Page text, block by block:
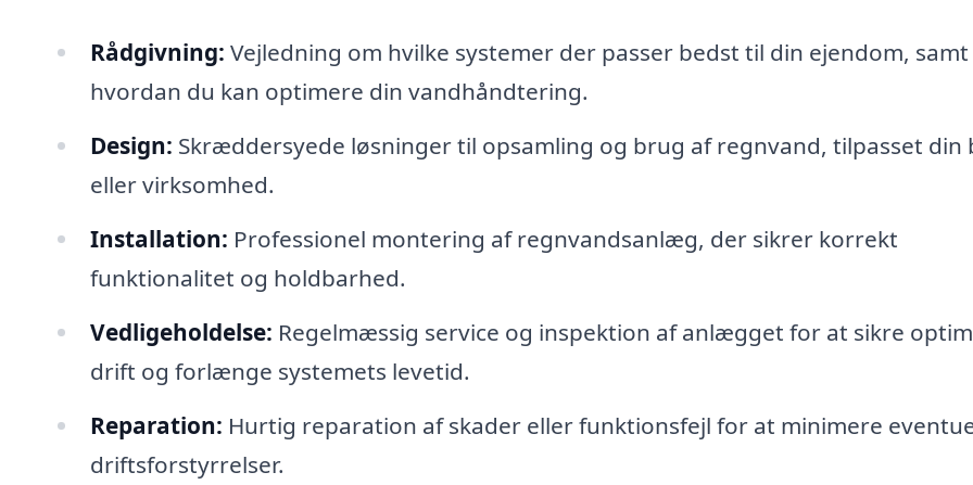
Rådgivning: Vejledning om hvilke systemer der passer bedst til din ejendom, samt
hvordan du kan optimere din vandhåndtering.
Design: Skræddersyede løsninger til opsamling og brug af regnvand, tilpasset din
eller virksomhed.
Installation: Professionel montering af regnvandsanlæg, der sikrer korrekt
funktionalitet og holdbarhed.
Vedligeholdelse: Regelmæssig service og inspektion af anlægget for at sikre
drift og forlænge systemets levetid.
Reparation: Hurtig reparation af skader eller funktionsfejl for at minimere
driftsforstyrrelser.